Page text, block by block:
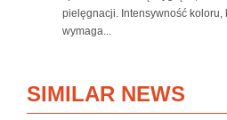
pielęgnacji. Intensywność koloru,
wymaga...
SIMILAR NEWS